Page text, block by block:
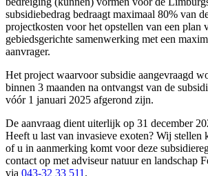
subsidiebedrag bedraagt maximaal 80% van
projectkosten voor het opstellen van een plan
gebiedsgerichte samenwerking met een
aanvrager.
Het project waarvoor subsidie aangevraagd
binnen 3 maanden na ontvangst van de
vóór 1 januari 2025 afgerond zijn.
De aanvraag dient uiterlijk op 31 december
Heeft u last van invasieve exoten? Wij stellen
of u in aanmerking komt voor deze
contact op met adviseur natuur en landschap
via 043-32 33 511 .